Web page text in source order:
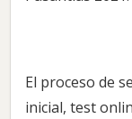
El proceso de
inicial, test